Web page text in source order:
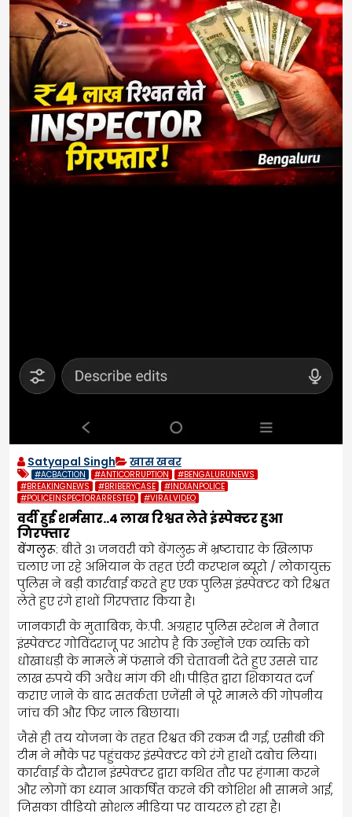
Satyapal Singh खास खबर
#ACBACTION #ANTICORRUPTION
#BENGALURUNEWS
#BREAKINGNEWS
#BRIBERYCASE
#INDIANPOLICE
#POLICEINSPECTORARRESTED
#VIRALVIDEO
वर्दी हुई शर्मसार..4 लाख रिश्वत लेते इंस्पेक्टर हुआ
गिरफ्तार
बेंगलुरू: बीते 31 जनवरी को बेंगलुरु में भ्रष्टाचार के खिलाफ
चलाए जा रहे अभियान के तहत एंटी करप्शन ब्यूरो / लोकायुक्त
पुलिस ने बड़ी कार्रवाई करते हुए एक पुलिस इंस्पेक्टर को रिश्वत
लेते हुए रंगे हाथों गिरफ्तार किया है।
जानकारी के मुताबिक, के.पी. अग्रहार पुलिस स्टेशन में तैनात
इंस्पेक्टर गोविंदराजू पर आरोप है कि उन्होंने एक व्यक्ति को
धोखाधड़ी के मामले में फंसाने की चेतावनी देते हुए उससे चार
लाख रुपये की अवैध मांग की थी। पीड़ित द्वारा शिकायत दर्ज
कराए जाने के बाद सतर्कता एजेंसी ने पूरे मामले की गोपनीय
जांच की और फिर जाल बिछाया।
जैसे ही तय योजना के तहत रिश्वत की रकम दी गई, एसीबी की
टीम ने मौके पर पहुंचकर इंस्पेक्टर को रंगे हाथों दबोच लिया।
कार्रवाई के दौरान इंस्पेक्टर द्वारा कथित तौर पर हंगामा करने
और लोगों का ध्यान आकर्षित करने की कोशिश भी सामने आई,
जिसका वीडियो सोशल मीडिया पर वायरल हो रहा है।